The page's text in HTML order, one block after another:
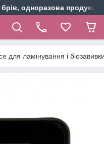
одноразова продукція
для ламінування і